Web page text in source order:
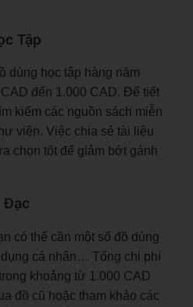
Tập
dùng học tập hàng năm
đến 1.000 CAD. Để tiết
kiếm các nguồn sách miễn
viện. Việc chia sẻ tài liệu
chọn tốt để giảm bớt gánh
Đạc
có thể cần một số đồ dùng
cá nhân… Tổng chi phí
khoảng từ 1.000 CAD
đồ cũ hoặc tham khảo các